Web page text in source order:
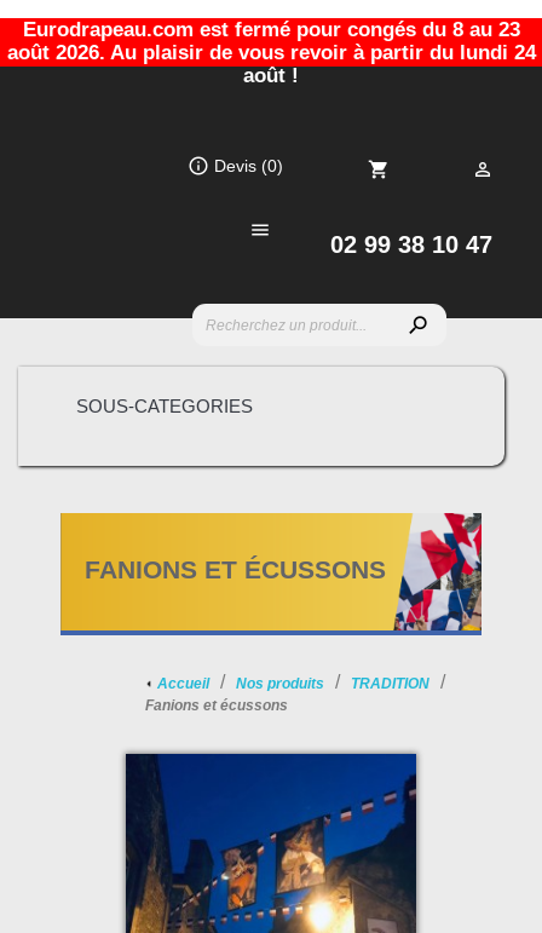
Eurodrapeau.com est fermé pour congés du 8 au 23
août 2026. Au plaisir de vous revoir à partir du lundi 24
août !
02 99 38 10 47
info_outline Devis (0)
search

shopping_cart 
SOUS-CATEGORIES
FANIONS ET ÉCUSSONS
Accueil Nos produits
TRADITION
Fanions et écussons